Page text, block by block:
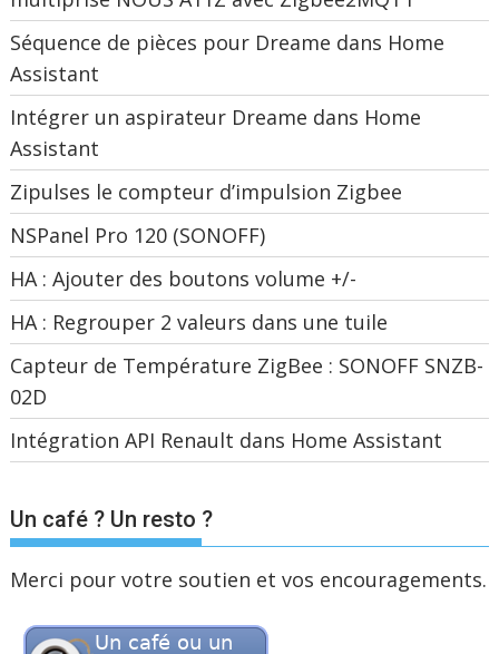
Séquence de pièces pour Dreame dans Home
Assistant
Intégrer un aspirateur Dreame dans Home
Assistant
Zipulses le compteur d’impulsion Zigbee
NSPanel Pro 120 (SONOFF)
HA : Ajouter des boutons volume +/-
HA : Regrouper 2 valeurs dans une tuile
Capteur de Température ZigBee : SONOFF SNZB-
02D
Intégration API Renault dans Home Assistant
Un café ? Un resto ?
Merci pour votre soutien et vos encouragements.